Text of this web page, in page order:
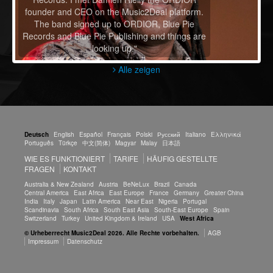
founder and CEO on the Music2Deal platform.
The band signed up to ORDIOR, Blue Pie
Records and Blue Pie Publishing and things are
looking up."
Alle zeigen
Deutsch English Español Français Polski Русский Italiano
Ελληνικά
Português Türkçe 中文(简体) Magyar Malay 日本語
WIE ES FUNKTIONIERT TARIFE
HÄUFIG GESTELLTE
FRAGEN
KONTAKT
Australia & New Zealand Austria BeNeLux Brazil Canada
Central America
East Africa East Europe France Germany Greater China
India
Italy Japan Latin America Near East Nigeria
Portugal
Scandinavia
South Africa South East Asia South-East Europe
Spain
Switzerland
Turkey United Kingdom & Ireland USA
West Africa
© Urheberrecht Music2Deal 2026. Alle Rechte vorbehalten.
AGB
Impressum
Datenschutz